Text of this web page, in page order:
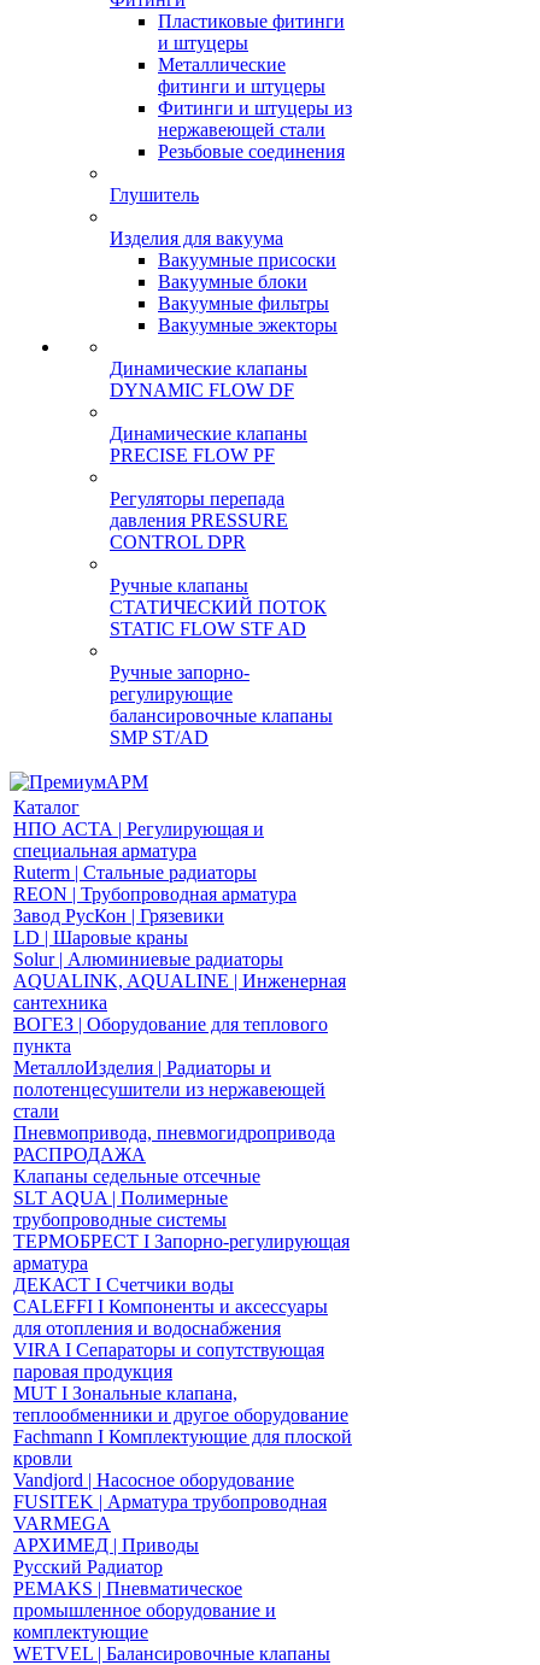
Пластиковые фитинги
и штуцеры
Металлические
фитинги и штуцеры
Фитинги и штуцеры из
нержавеющей стали
Резьбовые соединения
Глушитель
Изделия для вакуума
Вакуумные присоски
Вакуумные блоки
Вакуумные фильтры
Вакуумные эжекторы
Динамические клапаны
DYNAMIC FLOW DF
Динамические клапаны
PRECISE FLOW PF
Регуляторы перепада
давления PRESSURE
CONTROL DPR
Ручные клапаны
СТАТИЧЕСКИЙ ПОТОК
STATIC FLOW STF AD
Ручные запорно-
регулирующие
балансировочные клапаны
SMP ST/AD
Каталог
НПО АСТА | Регулирующая и
специальная арматура
Ruterm | Стальные радиаторы
REON | Трубопроводная арматура
Завод РусКон | Грязевики
LD | Шаровые краны
Solur | Алюминиевые радиаторы
AQUALINK, AQUALINE | Инженерная
сантехника
ВОГЕЗ | Оборудование для теплового
пункта
МеталлоИзделия | Радиаторы и
полотенцесушители из нержавеющей
стали
Пневмопривода, пневмогидропривода
РАСПРОДАЖА
Клапаны седельные отсечные
SLT AQUA | Полимерные
трубопроводные системы
ТЕРМОБРЕСТ І Запорно-регулирующая
арматура
ДЕКАСТ І Счетчики воды
CALEFFI І Компоненты и аксессуары
для отопления и водоснабжения
VIRA І Сепараторы и сопутствующая
паровая продукция
MUT І Зональные клапана,
теплообменники и другое оборудование
Fachmann І Комплектующие для плоской
кровли
Vandjord | Насосное оборудование
FUSITEK | Арматура трубопроводная
VARMEGA
АРХИМЕД | Приводы
Русский Радиатор
PEMAKS | Пневматическое
промышленное оборудование и
комплектующие
WETVEL | Балансировочные клапаны